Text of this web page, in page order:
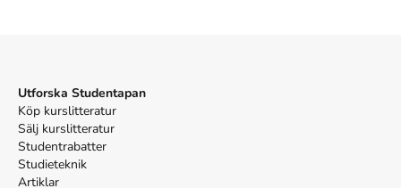
Utforska Studentapan
Köp kurslitteratur
Sälj kurslitteratur
Studentrabatter
Studieteknik
Artiklar